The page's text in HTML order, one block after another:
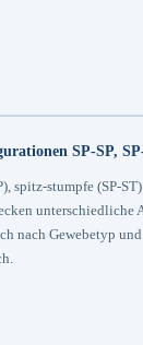
SP-SP,
spitz-stumpfe (SP-
unterschiedliche
nach Gewebetyp und